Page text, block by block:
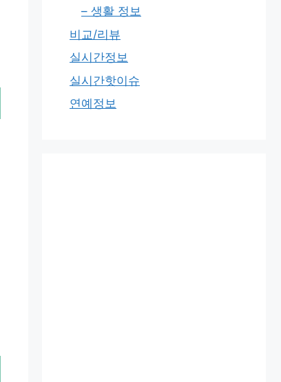
– 생활 정보
비교/리뷰
실시간정보
실시간핫이슈
연예정보